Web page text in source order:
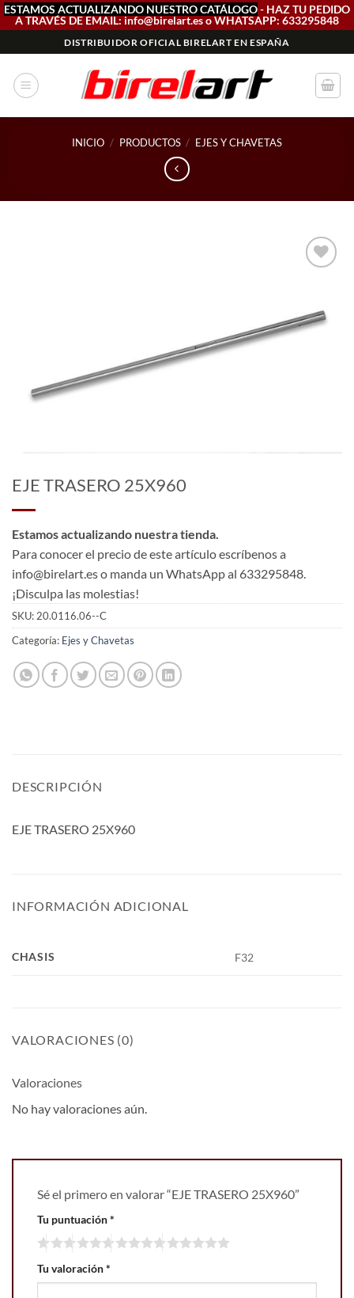
ESTAMOS ACTUALIZANDO NUESTRO CATÁLOGO- HAZ TU PEDIDO
A TRAVÉS DE EMAIL: info@birelart.es o WHATSAPP: 633295848
al
contenido
DISTRIBUIDOR OFICIAL BIRELART EN ESPAÑA
INICIO / PRODUCTOS / EJES Y CHAVETAS
EJE TRASERO 25X960
Estamos actualizando nuestra tienda.
Para conocer el precio de este artículo escríbenos a
info@birelart.es o manda un WhatsApp al 633295848.
¡Disculpa las molestias!
SKU: 20.0116.06--C
Categoría: Ejes y Chavetas
DESCRIPCIÓN
EJE TRASERO 25X960
INFORMACIÓN ADICIONAL
CHASIS F32
VALORACIONES (0)
Valoraciones
No hay valoraciones aún.
Sé el primero en valorar “EJE TRASERO 25X960”
Tu puntuación*
Tu valoración*